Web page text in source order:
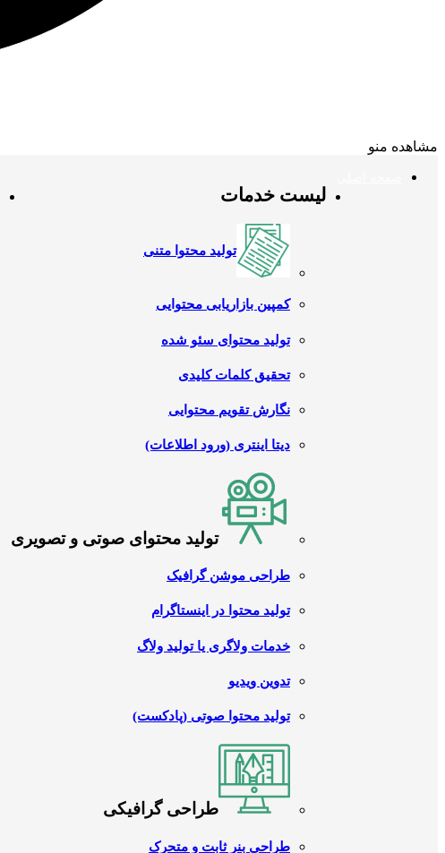
مشاهده منو
لیست خدمات
تولید محتوا متنی
کمپین بازاریابی محتوایی
تولید محتوای سئو شده
تحقیق کلمات کلیدی
نگارش تقویم محتوایی
دیتا اینتری (ورود اطلاعات)
تولید محتوای صوتی و تصویری
طراحی موشن گرافیک
تولید محتوا در اینستاگرام
خدمات ولاگری یا تولید ولاگ
تدوین ویدیو
تولید محتوا صوتی (پادکست)
طراحی گرافیکی
طراحی بنر ثابت و متحرک